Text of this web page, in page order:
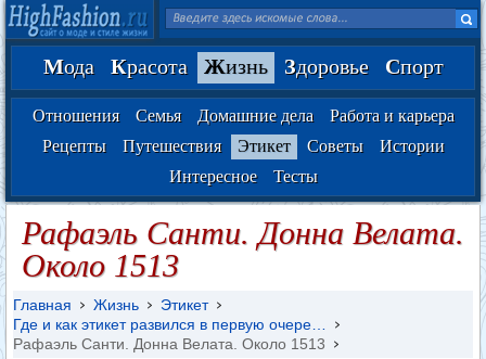
Мода Красота Жизнь Здоровье Спорт
Отношения Семья Домашние дела
Работа и карьера
Рецепты
Путешествия Этикет Советы
Истории
Интересное
Тесты
Рафаэль Санти. Донна Велата.
Около 1513
Главная Жизнь
Этикет
Где и как этикет развился в первую очере…
Рафаэль Санти. Донна Велата. Около 1513